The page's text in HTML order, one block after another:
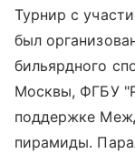
Турнир с
был
бильярдного
Москвы, ФГБУ
поддержке
пирамиды.